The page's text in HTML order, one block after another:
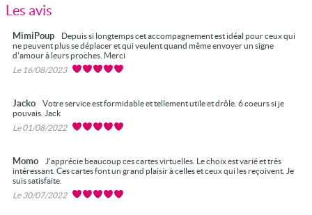
Les avis
MimiPoup
Depuis si longtemps cet accompagnement est idéal pour ceux qui
ne peuvent plus se déplacer et qui veulent quand même envoyer un signe
d'amour à leurs proches. Merci
Le 16/08/2023
Jacko
Votre service est formidable et tellement utile et drôle. 6 coeurs si je
pouvais. Jack
Le 01/08/2022
Momo
J'apprécie beaucoup ces cartes virtuelles. Le choix est varié et très
intéressant. Ces cartes font un grand plaisir à celles et ceux qui les reçoivent. Je
suis satisfaite.
Le 30/07/2022